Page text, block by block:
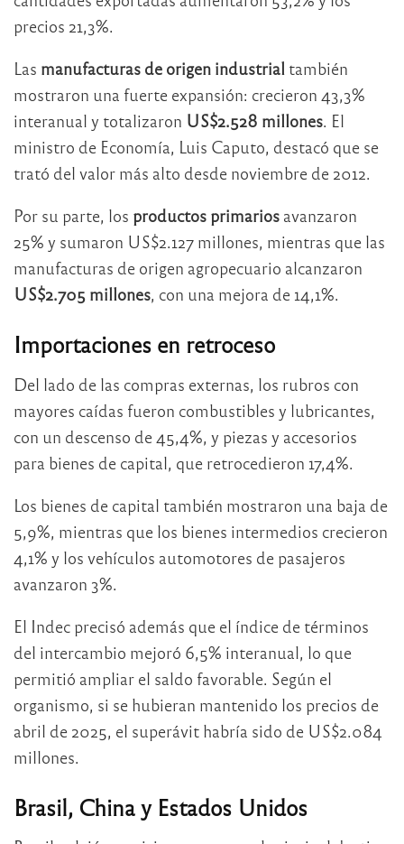
precios 21,3%.
Las manufacturas de origen industrial también
mostraron una fuerte expansión: crecieron 43,3%
interanual y totalizaron US$2.528 millones. El
ministro de Economía, Luis Caputo, destacó que se
trató del valor más alto desde noviembre de 2012.
Por su parte, los productos primarios avanzaron
25% y sumaron US$2.127 millones, mientras que las
manufacturas de origen agropecuario alcanzaron
US$2.705 millones, con una mejora de 14,1%.
Importaciones en retroceso
Del lado de las compras externas, los rubros con
mayores caídas fueron combustibles y lubricantes,
con un descenso de 45,4%, y piezas y accesorios
para bienes de capital, que retrocedieron 17,4%.
Los bienes de capital también mostraron una baja de
5,9%, mientras que los bienes intermedios crecieron
4,1% y los vehículos automotores de pasajeros
avanzaron 3%.
El Indec precisó además que el índice de términos
del intercambio mejoró 6,5% interanual, lo que
permitió ampliar el saldo favorable. Según el
organismo, si se hubieran mantenido los precios de
abril de 2025, el superávit habría sido de US$2.084
millones.
Brasil, China y Estados Unidos